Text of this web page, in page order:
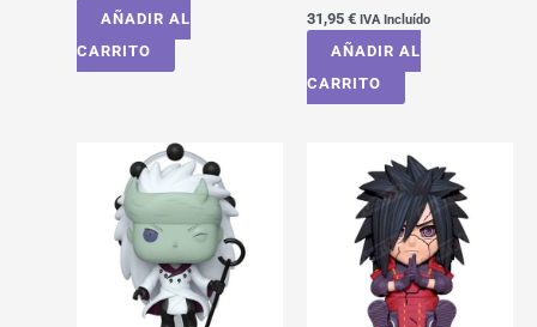
AÑADIR AL
CARRITO
31,95 € IVA Incluído
AÑADIR AL
CARRITO